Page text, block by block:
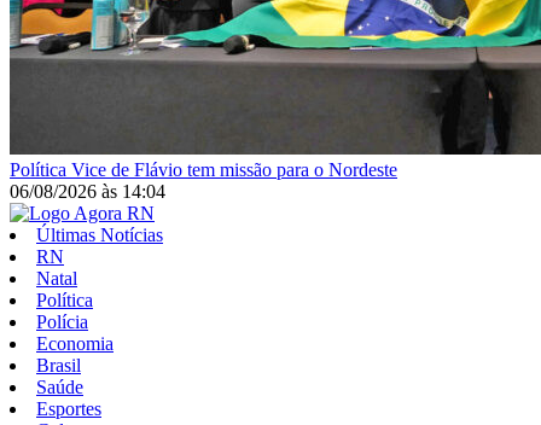
Política Vice de Flávio tem missão para o Nordeste
06/08/2026 às 14:04
Últimas Notícias
RN
Natal
Política
Polícia
Economia
Brasil
Saúde
Esportes